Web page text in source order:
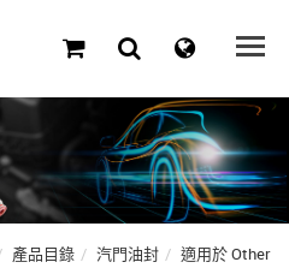
產品目錄 汽門油封 適用於 Other